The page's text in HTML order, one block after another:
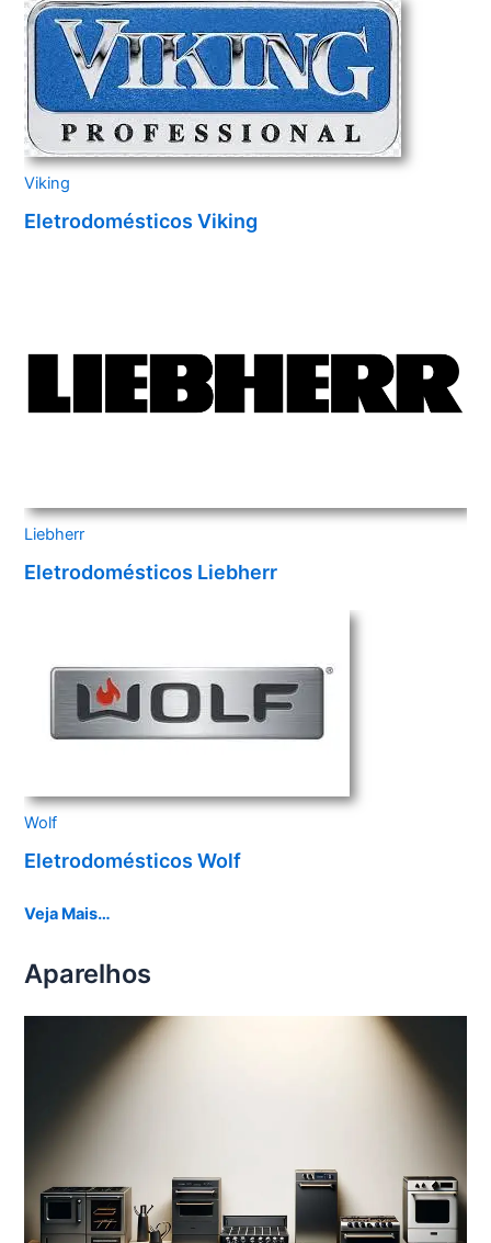
Viking
Eletrodomésticos Viking
Liebherr
Eletrodomésticos Liebherr
Wolf
Eletrodomésticos Wolf
Veja Mais…
Aparelhos